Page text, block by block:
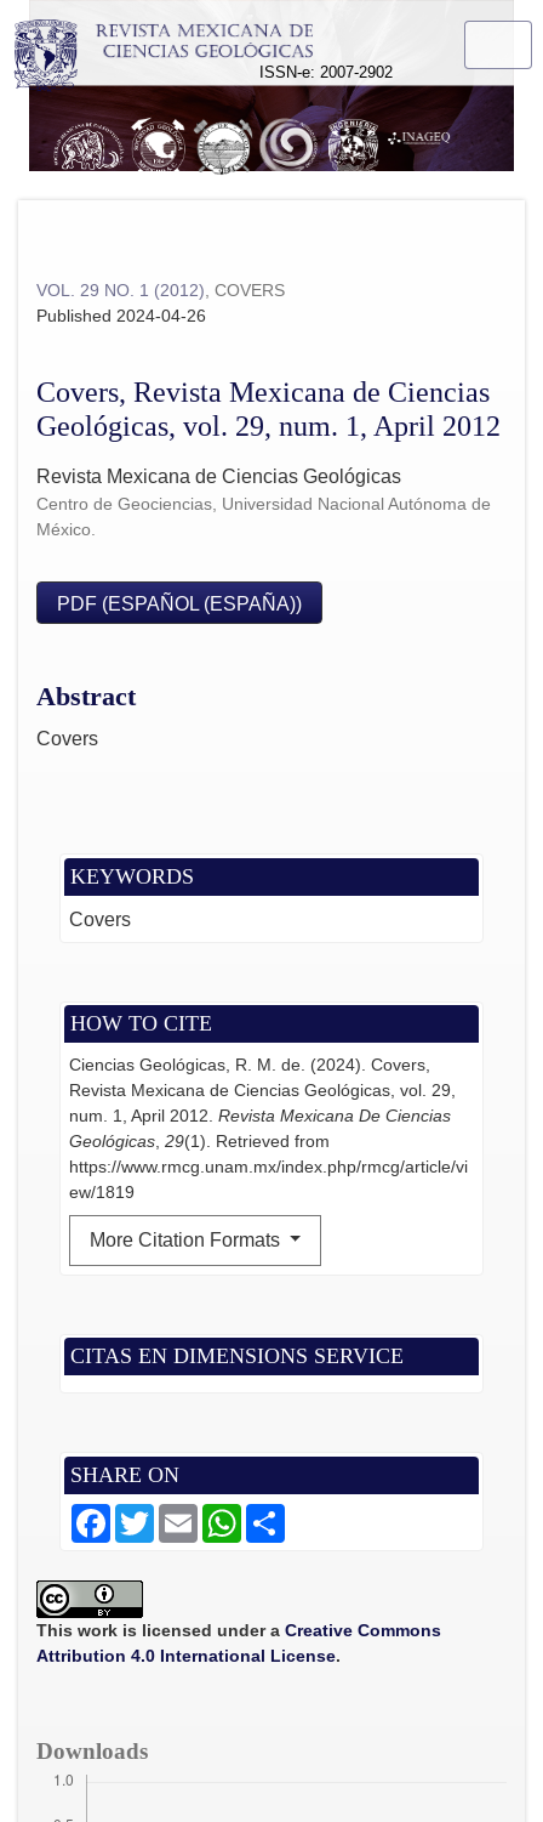
ISSN-e: 2007-2902
VOL. 29 NO. 1 (2012) COVERS
Covers, Revista Mexicana de Ciencias
Geológicas, vol. 29, num. 1, April 2012
Published 2024-04-26
Revista Mexicana de Ciencias Geológicas
Centro de Geociencias, Universidad Nacional Autónoma de
México.
PDF (ESPAÑOL (ESPAÑA))
KEYWORDS
Covers
HOW TO CITE
Ciencias Geológicas, R. M. de. (2024). Covers,
Revista Mexicana de Ciencias Geológicas, vol. 29,
num. 1, April 2012. Revista Mexicana De Ciencias
Geológicas, 29(1). Retrieved from
https://www.rmcg.unam.mx/index.php/rmcg/article/vi
ew/1819
More Citation Formats
CITAS EN DIMENSIONS SERVICE
SHARE ON
F
a
b
o
o
k
T
w
r
E
m
W
p
p
S
Abstract
Covers
This work is licensed under a Creative Commons
Attribution 4.0 International License.
Downloads